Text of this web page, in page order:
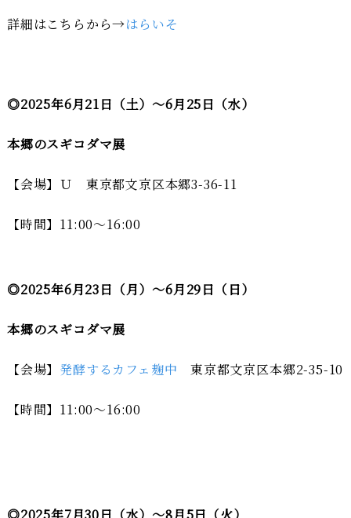
詳細はこちらから→はらいそ
◎2025年6月21日（土）～6月25日（水）
本郷のスギコダマ展
【会場】Ｕ 東京都文京区本郷3-36-11
【時間】11:00～16:00
◎2025年6月23日（月）～6月29日（日）
本郷のスギコダマ展
【会場】 発酵するカフェ麹中 東京都文京区本郷2-35-10
【時間】11:00～16:00